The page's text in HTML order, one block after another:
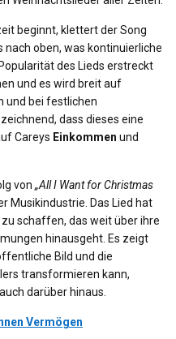
beginnt, klettert der Song
oben, was kontinuierliche
des Lieds erstreckt
und es wird breit auf
und bei festlichen
dass dieses eine
Careys Einkommen und
von „All I Want for Christmas
Musikindustrie. Das Lied hat
schaffen, das weit über ihre
hinausgeht. Es zeigt
Bild und die
transformieren kann,
darüber hinaus.
Vermögen